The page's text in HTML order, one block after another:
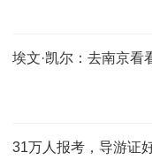
埃文·凯尔：去南京看
31万人报考，导游证